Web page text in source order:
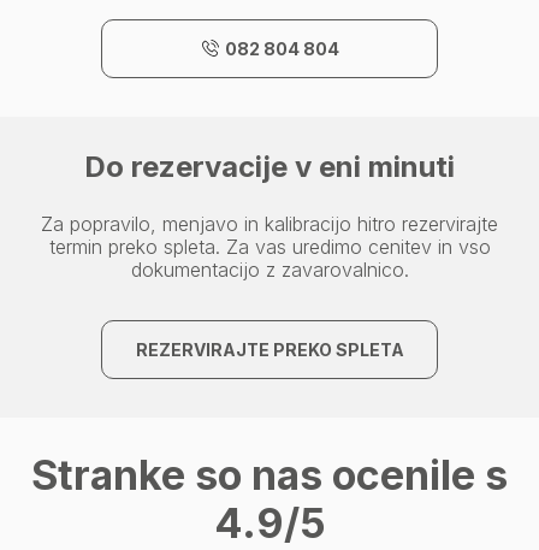
082 804 804
Do rezervacije v eni minuti
Za popravilo, menjavo in kalibracijo hitro rezervirajte
termin preko spleta. Za vas uredimo cenitev in vso
dokumentacijo z zavarovalnico.
REZERVIRAJTE PREKO SPLETA
Stranke so nas ocenile s
4.9/5